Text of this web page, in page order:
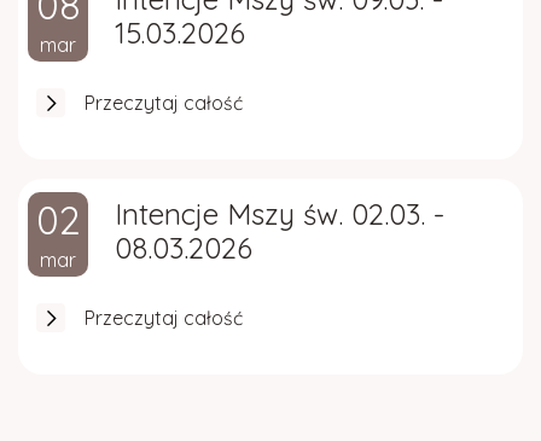
mar
15.03.2026
Przeczytaj całość
02
mar
Intencje Mszy św. 02.03. -
08.03.2026
Przeczytaj całość